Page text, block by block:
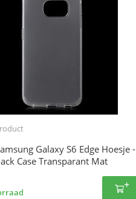
Galaxy S6 Edge Hoesje -
Case Transparant Mat